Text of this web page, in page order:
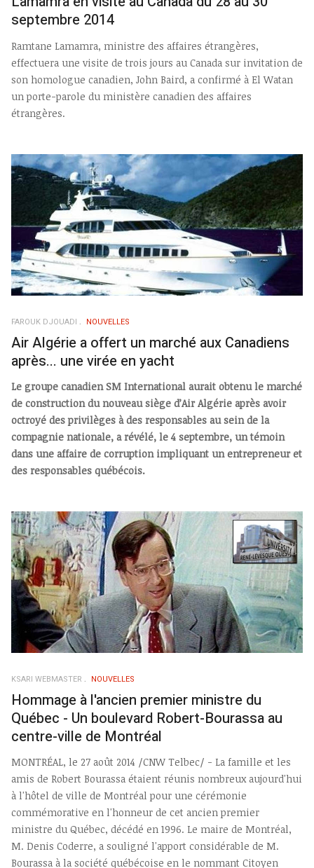
septembre 2014
Ramtane Lamamra, ministre des affaires étrangères,
effectuera une visite de trois jours au Canada sur invitation de
son homologue canadien, John Baird, a confirmé à El Watan
un porte-parole du ministère canadien des affaires
étrangères.
FAROUK DJOUADI NOUVELLES
Air Algérie a offert un marché aux Canadiens
après... une virée en yacht
Le groupe canadien SM International aurait obtenu le marché
de construction du nouveau siège d’Air Algérie après avoir
octroyé des privilèges à des responsables au sein de la
compagnie nationale, a révélé, le 4 septembre, un témoin
dans une affaire de corruption impliquant un entrepreneur et
des responsables québécois.
KSARI WEBMASTER NOUVELLES
Hommage à l'ancien premier ministre du
Québec - Un boulevard Robert-Bourassa au
centre-ville de Montréal
MONTRÉAL, le 27 août 2014 /CNW Telbec/ - La famille et les
amis de Robert Bourassa étaient réunis nombreux aujourd'hui
à l'hôtel de ville de Montréal pour une cérémonie
commémorative en l'honneur de cet ancien premier
ministre du Québec, décédé en 1996. Le maire de Montréal,
M. Denis Coderre, a souligné l'apport considérable de M.
Bourassa à la société québécoise en le nommant Citoyen